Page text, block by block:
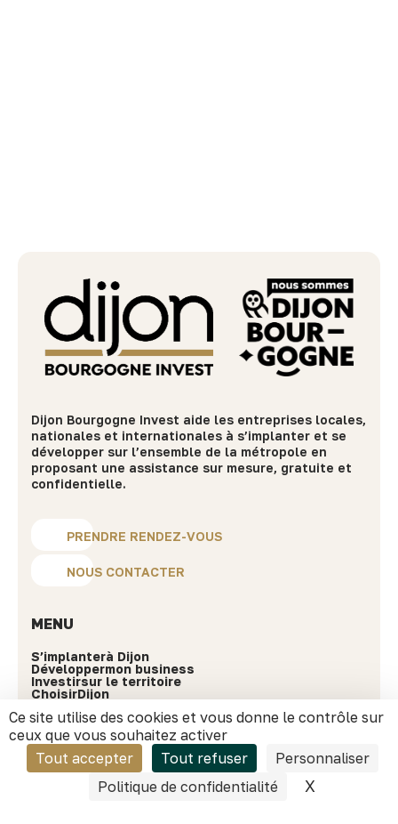
Ce site utilise des cookies et vous donne le contrôle sur
ceux que vous souhaitez activer
Tout accepter
Tout refuser
Personnaliser
Politique de confidentialité
X
Dijon Bourgogne Invest aide les entreprises locales,
nationales et internationales à s’implanter et se
développer sur l’ensemble de la métropole en
proposant une assistance sur mesure, gratuite et
confidentielle.
PRENDRE RENDEZ-VOUS
NOUS CONTACTER
MENU
S’implanterà Dijon
Développermon business
Investirsur le territoire
ChoisirDijon
Ressources
Success stories
Actualités
Nos secteurs phares
Qui sommes-nous ?